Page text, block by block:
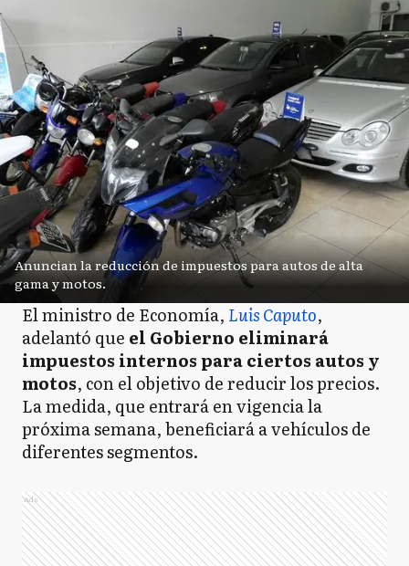
Anuncian la reducción de impuestos para autos de alta
gama y motos.
El ministro de Economía, Luis Caputo,
adelantó que el Gobierno eliminará
impuestos internos para ciertos autos y
motos, con el objetivo de reducir los precios.
La medida, que entrará en vigencia la
próxima semana, beneficiará a vehículos de
diferentes segmentos.
Ads